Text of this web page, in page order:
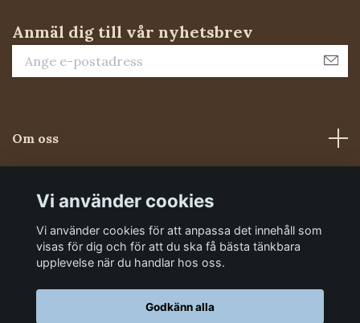
Anmäl dig till vår nyhetsbrev
Om oss
Sociala medier
Vi använder cookies
Vi använder cookies för att anpassa det innehåll som
visas för dig och för att du ska få bästa tänkbara
upplevelse när du handlar hos oss.
Godkänn alla